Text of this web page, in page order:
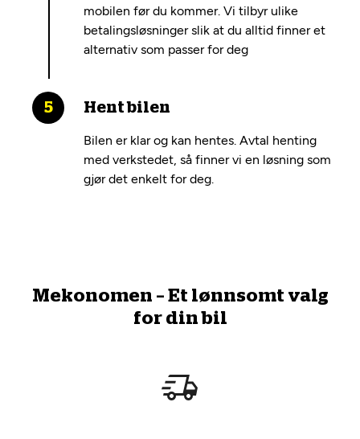
mobilen før du kommer. Vi tilbyr ulike
betalingsløsninger slik at du alltid finner et
alternativ som passer for deg
Hent bilen
Bilen er klar og kan hentes. Avtal henting
med verkstedet, så finner vi en løsning som
gjør det enkelt for deg.
Mekonomen – Et lønnsomt valg
for din bil